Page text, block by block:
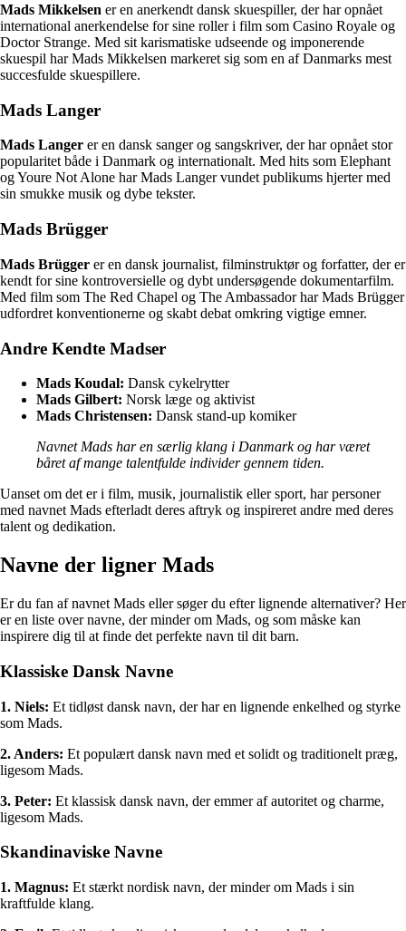
Mads Mikkelsen er en anerkendt dansk skuespiller, der har opnået
international anerkendelse for sine roller i film som Casino Royale og
Doctor Strange. Med sit karismatiske udseende og imponerende
skuespil har Mads Mikkelsen markeret sig som en af Danmarks mest
succesfulde skuespillere.
Mads Langer
Mads Langer er en dansk sanger og sangskriver, der har opnået stor
popularitet både i Danmark og internationalt. Med hits som Elephant
og Youre Not Alone har Mads Langer vundet publikums hjerter med
sin smukke musik og dybe tekster.
Mads Brügger
Mads Brügger er en dansk journalist, filminstruktør og forfatter, der er
kendt for sine kontroversielle og dybt undersøgende dokumentarfilm.
Med film som The Red Chapel og The Ambassador har Mads Brügger
udfordret konventionerne og skabt debat omkring vigtige emner.
Andre Kendte Madser
Mads Koudal: Dansk cykelrytter
Mads Gilbert: Norsk læge og aktivist
Mads Christensen: Dansk stand-up komiker
Navnet Mads har en særlig klang i Danmark og har været
båret af mange talentfulde individer gennem tiden.
Uanset om det er i film, musik, journalistik eller sport, har personer
med navnet Mads efterladt deres aftryk og inspireret andre med deres
talent og dedikation.
Navne der ligner Mads
Er du fan af navnet Mads eller søger du efter lignende alternativer? Her
er en liste over navne, der minder om Mads, og som måske kan
inspirere dig til at finde det perfekte navn til dit barn.
Klassiske Dansk Navne
1. Niels: Et tidløst dansk navn, der har en lignende enkelhed og styrke
som Mads.
2. Anders: Et populært dansk navn med et solidt og traditionelt præg,
ligesom Mads.
3. Peter: Et klassisk dansk navn, der emmer af autoritet og charme,
ligesom Mads.
Skandinaviske Navne
1. Magnus: Et stærkt nordisk navn, der minder om Mads i sin
kraftfulde klang.